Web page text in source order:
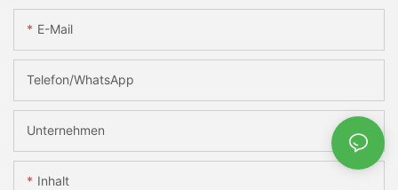
E-Mail
Telefon/WhatsApp
Unternehmen
Inhalt